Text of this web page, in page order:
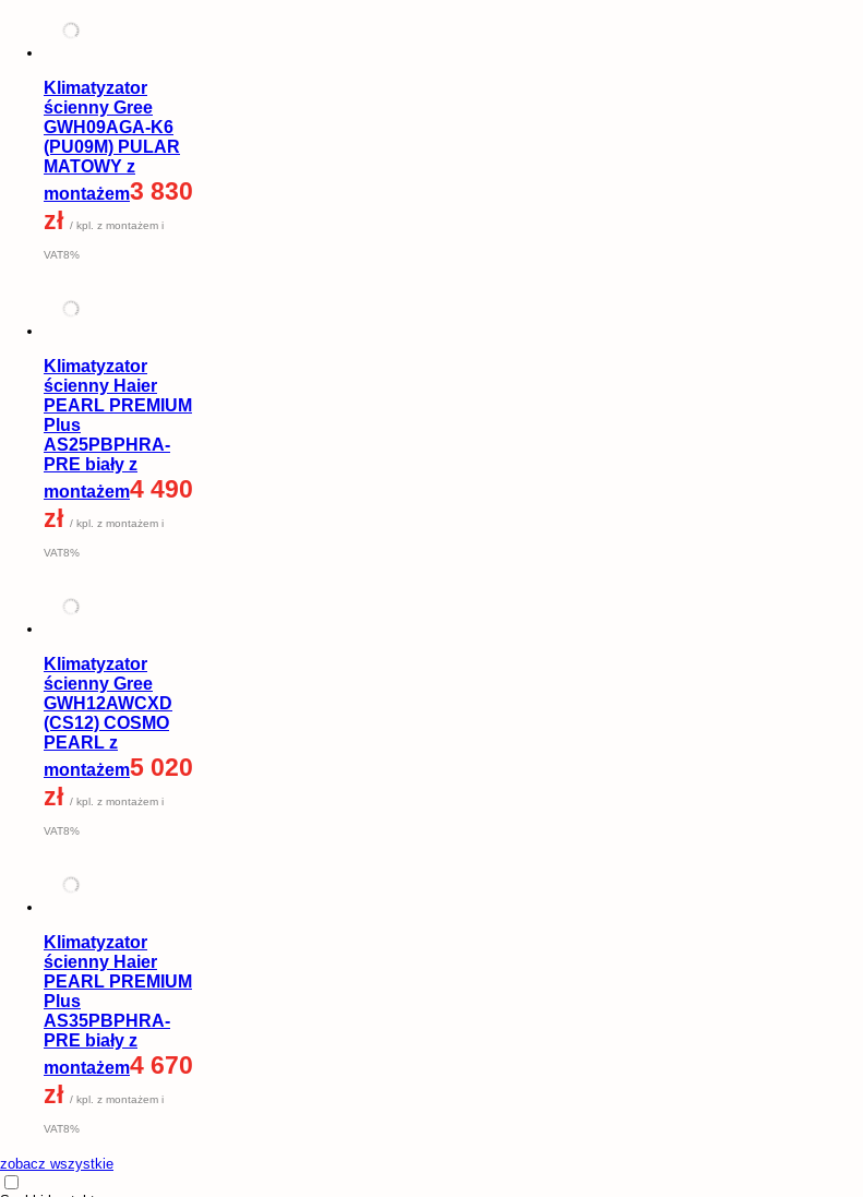
Klimatyzator
ścienny Gree
GWH09AGA-K6
(PU09M) PULAR
MATOWY z
montażem3 830
zł / kpl. z montażem i
VAT8%
Klimatyzator
ścienny Haier
PEARL PREMIUM
Plus
AS25PBPHRA-
PRE biały z
montażem4 490
zł / kpl. z montażem i
VAT8%
Klimatyzator
ścienny Gree
GWH12AWCXD
(CS12) COSMO
PEARL z
montażem5 020
zł / kpl. z montażem i
VAT8%
Klimatyzator
ścienny Haier
PEARL PREMIUM
Plus
AS35PBPHRA-
PRE biały z
montażem4 670
zł / kpl. z montażem i
VAT8%
zobacz wszystkie